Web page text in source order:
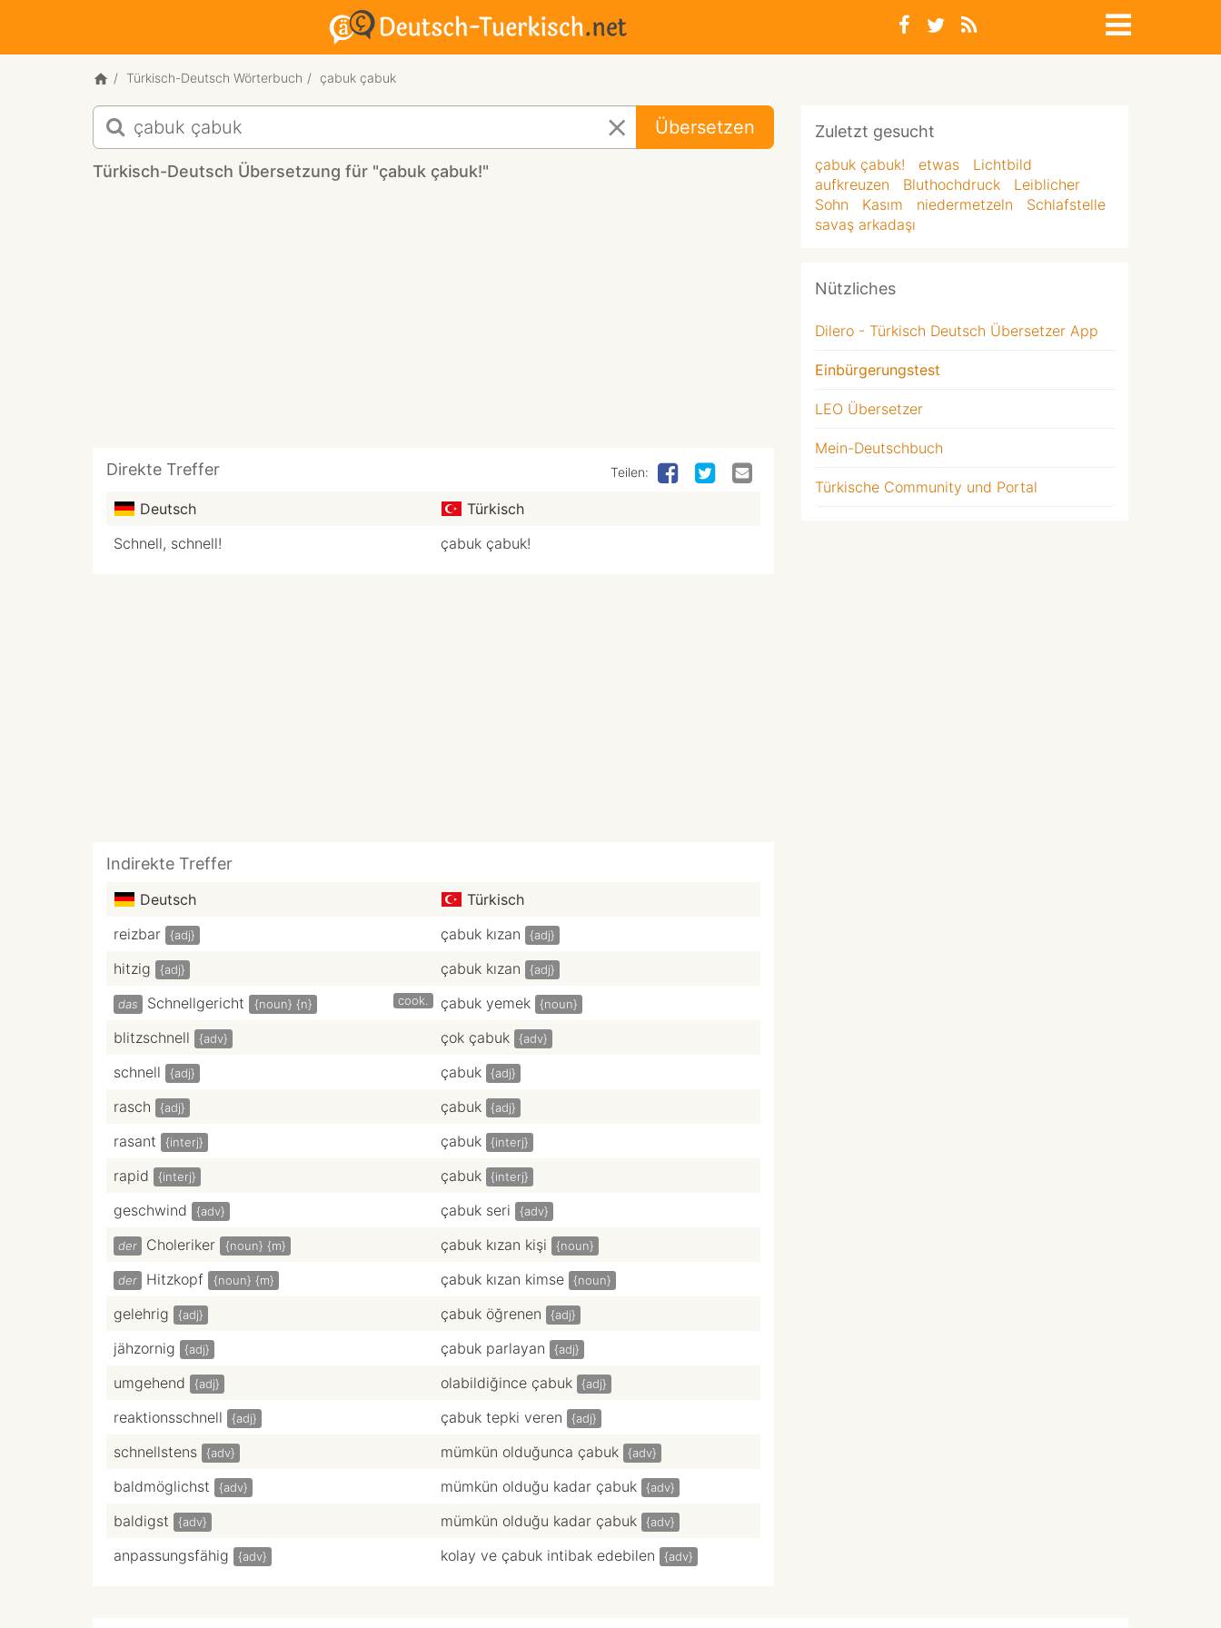
Türkisch-Deutsch Wörterbuch çabuk çabuk
Türkisch-
Deutsch
Übersetzung
für
Übersetzen
Türkisch-Deutsch Übersetzung für "çabuk çabuk!"
Direkte Treffer Teilen:
Deutsch
Türkisch
Schnell, schnell!
çabuk çabuk!
Indirekte Treffer
Deutsch
Türkisch
reizbar
{adj} çabuk kızan {adj}
hitzig {adj} çabuk kızan {adj}
das Schnellgericht {noun} {n} cook. çabuk yemek {noun}
blitzschnell {adv} çok çabuk {adv}
schnell {adj} çabuk {adj}
rasch {adj} çabuk {adj}
rasant {interj} çabuk {interj}
rapid {interj} çabuk {interj}
geschwind {adv} çabuk seri {adv}
der Choleriker {noun} {m} çabuk kızan kişi {noun}
der Hitzkopf {noun} {m} çabuk kızan kimse {noun}
gelehrig {adj} çabuk öğrenen {adj}
jähzornig {adj} çabuk parlayan {adj}
umgehend {adj} olabildiğince çabuk {adj}
reaktionsschnell {adj} çabuk tepki veren {adj}
schnellstens {adv} mümkün olduğunca çabuk {adv}
baldmöglichst {adv} mümkün olduğu kadar çabuk {adv}
baldigst {adv} mümkün olduğu kadar çabuk {adv}
anpassungsfähig {adv} kolay ve çabuk intibak edebilen {adv}
Zuletzt gesucht
çabuk çabuk! etwas
Lichtbild
aufkreuzen
Bluthochdruck
Leiblicher
Sohn
Kasım niedermetzeln
Schlafstelle
savaş arkadaşı
Nützliches
Dilero - Türkisch Deutsch Übersetzer App
Einbürgerungstest
LEO Übersetzer
Mein-Deutschbuch
Türkische Community und Portal